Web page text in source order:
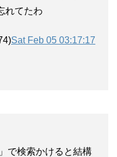
れてたわ
Sat Feb 05 03:17:17
で検索かけると結構